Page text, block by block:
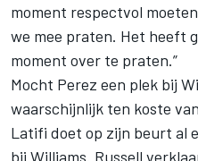
moment respectvol
we mee praten. Het heeft
moment over te praten.”
Mocht Perez een plek bij
waarschijnlijk ten koste
Latifi doet op zijn beurt al
bij Williams. Russell